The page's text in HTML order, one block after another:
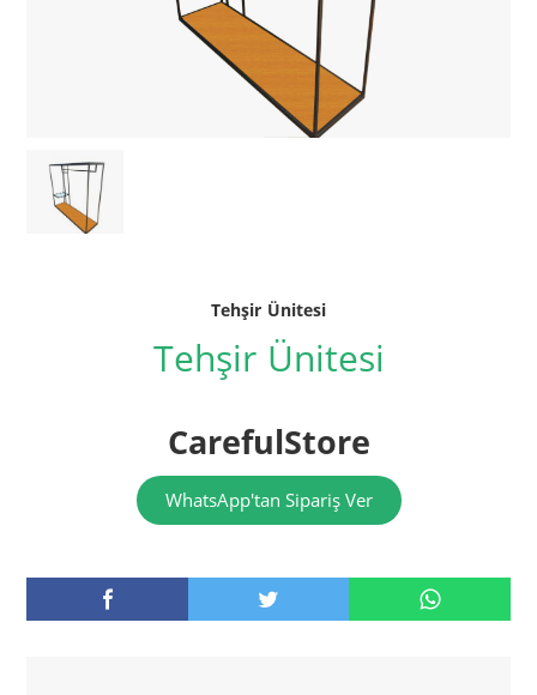
Tehşir Ünitesi
Tehşir Ünitesi
CarefulStore
WhatsApp'tan Sipariş Ver